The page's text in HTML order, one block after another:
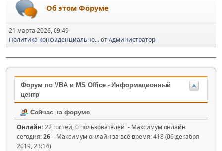
Об этом Форуме
21 марта 2026, 09:49
Политика конфиденциально...отАдминистратор
Форум по VBA и MS Office - Информационный
центр
Сейчас на форуме
Онлайн:22 гостей, 0 пользователей - Максимум онлайн
сегодня:26- Максимум онлайн за всё время: 418 (06 декабря
2019, 23:14)